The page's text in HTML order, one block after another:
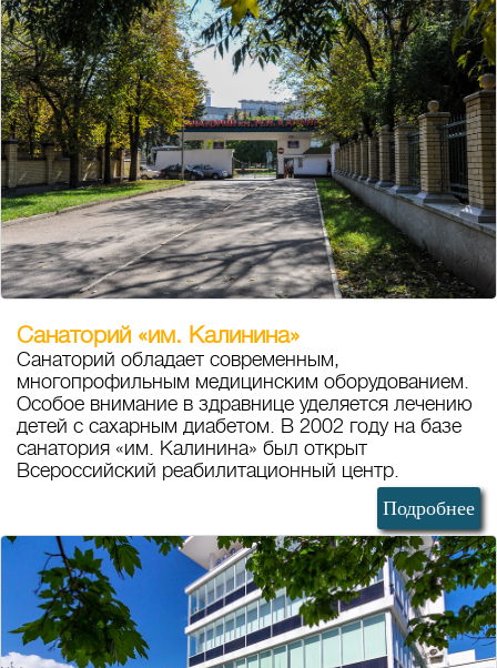
Санаторий «им. Калинина»
Санаторий обладает современным,
многопрофильным медицинским оборудованием.
Особое внимание в здравнице уделяется лечению
детей с сахарным диабетом. В 2002 году на базе
санатория «им. Калинина» был открыт
Всероссийский реабилитационный центр.
Подробнее